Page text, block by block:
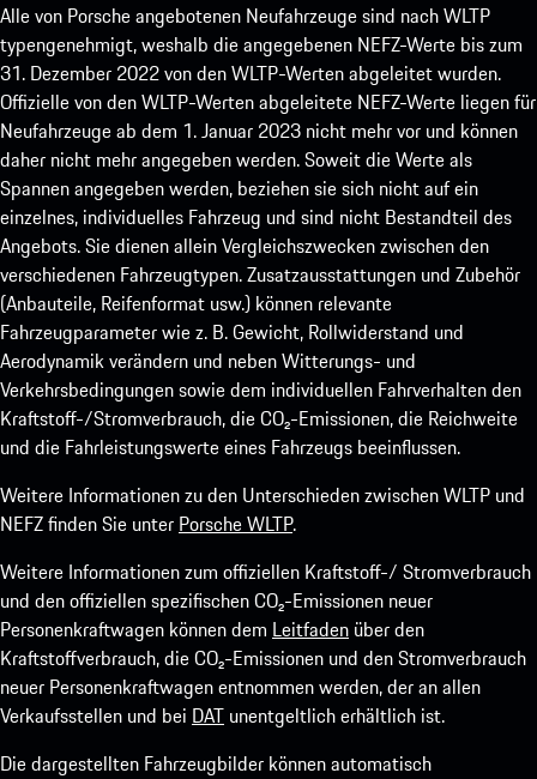
Alle von Porsche angebotenen Neufahrzeuge sind nach WLTP
typengenehmigt, weshalb die angegebenen NEFZ-Werte bis zum
31. Dezember 2022 von den WLTP-Werten abgeleitet wurden.
Offizielle von den WLTP-Werten abgeleitete NEFZ-Werte liegen für
Neufahrzeuge ab dem 1. Januar 2023 nicht mehr vor und können
daher nicht mehr angegeben werden. Soweit die Werte als
Spannen angegeben werden, beziehen sie sich nicht auf ein
einzelnes, individuelles Fahrzeug und sind nicht Bestandteil des
Angebots. Sie dienen allein Vergleichszwecken zwischen den
verschiedenen Fahrzeugtypen. Zusatzausstattungen und Zubehör
(Anbauteile, Reifenformat usw.) können relevante
Fahrzeugparameter wie z. B. Gewicht, Rollwiderstand und
Aerodynamik verändern und neben Witterungs- und
Verkehrsbedingungen sowie dem individuellen Fahrverhalten den
Kraftstoff-/Stromverbrauch, die CO₂-Emissionen, die Reichweite
und die Fahrleistungswerte eines Fahrzeugs beeinflussen.
Weitere Informationen zu den Unterschieden zwischen WLTP und
NEFZ finden Sie unter Porsche WLTP.
Weitere Informationen zum offiziellen Kraftstoff-/ Stromverbrauch
und den offiziellen spezifischen CO₂-Emissionen neuer
Personenkraftwagen können dem Leitfaden über den
Kraftstoffverbrauch, die CO₂-Emissionen und den Stromverbrauch
neuer Personenkraftwagen entnommen werden, der an allen
Verkaufsstellen und bei DAT unentgeltlich erhältlich ist.
Die dargestellten Fahrzeugbilder können automatisch